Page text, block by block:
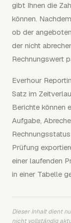
gibt Ihnen die
können.
ob der
der nicht
Rechnungswert
Everhour
Satz im
Berichte können
Aufgabe,
Prüfung
einer laufenden
in einer Tabelle
Dieser Inhalt dient
nicht vollständig